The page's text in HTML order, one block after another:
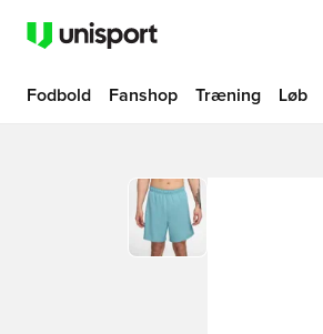
Fodbold Fanshop Træning Løb